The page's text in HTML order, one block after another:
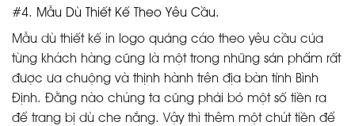
#4. Mẫu Dù Thiết Kế Theo Yêu Cầu.
Mẫu dù thiết kế in logo quảng cáo theo yêu cầu của
từng khách hàng cũng là một trong những sản phẩm rất
được ưa chuộng và thịnh hành trên địa bàn tỉnh Bình
Định. Đằng nào chúng ta cũng phải bỏ một số tiền ra
để trang bị dù che nắng. Vậy thì thêm một chút tiền để